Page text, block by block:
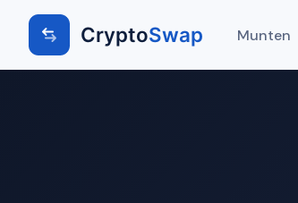
CryptoSwap Munten